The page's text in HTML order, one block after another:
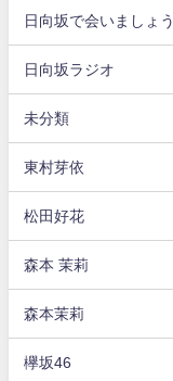
日向坂で会いましょう
日向坂ラジオ
未分類
東村芽依
松田好花
森本 茉莉
森本茉莉
欅坂46